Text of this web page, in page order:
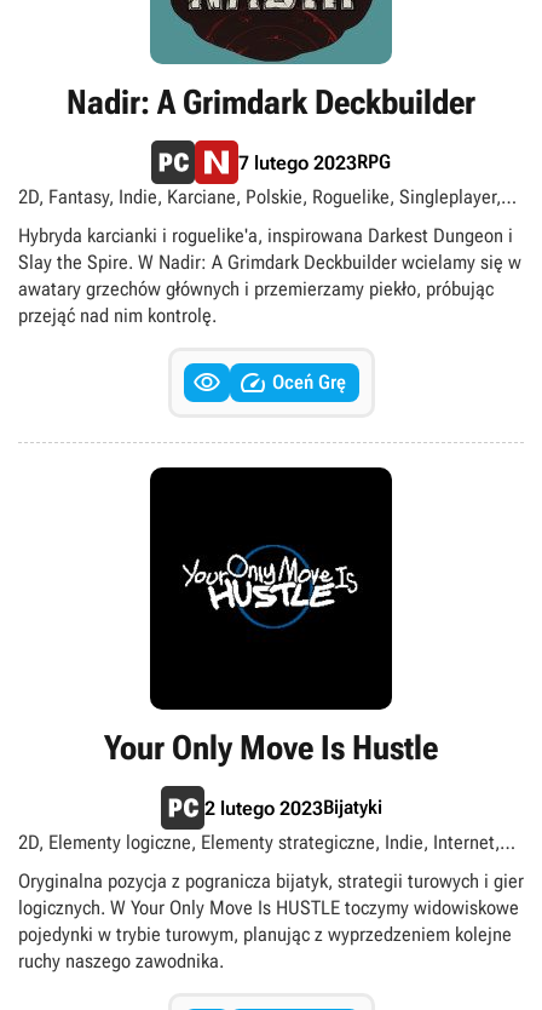
Nadir: A Grimdark Deckbuilder
7 lutego 2023RPG
2D, Fantasy, Indie, Karciane, Polskie, Roguelike, Singleplayer,
Turowe
Hybryda karcianki i roguelike'a, inspirowana Darkest Dungeon i
Slay the Spire. W Nadir: A Grimdark Deckbuilder wcielamy się w
awatary grzechów głównych i przemierzamy piekło, próbując
przejąć nad nim kontrolę.
  Oceń Grę
Your Only Move Is Hustle
2 lutego 2023Bijatyki
2D, Elementy logiczne, Elementy strategiczne, Indie, Internet,
LAN, Multiplayer, Singleplayer, Turowe
Oryginalna pozycja z pogranicza bijatyk, strategii turowych i gier
logicznych. W Your Only Move Is HUSTLE toczymy widowiskowe
pojedynki w trybie turowym, planując z wyprzedzeniem kolejne
ruchy naszego zawodnika.